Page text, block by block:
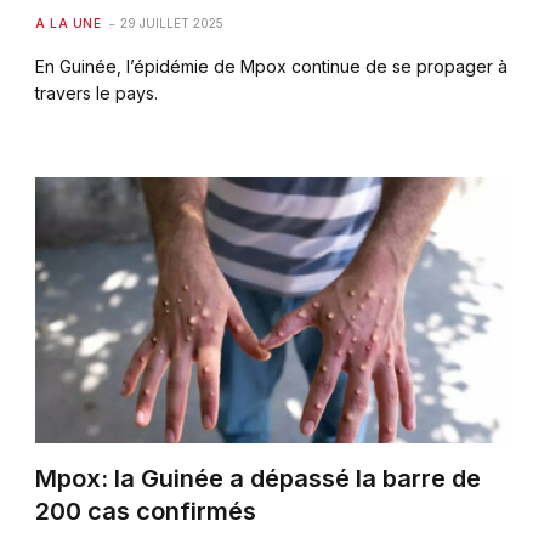
A LA UNE 29 JUILLET 2025
En Guinée, l’épidémie de Mpox continue de se propager à
travers le pays.
Mpox: la Guinée a dépassé la barre de
200 cas confirmés